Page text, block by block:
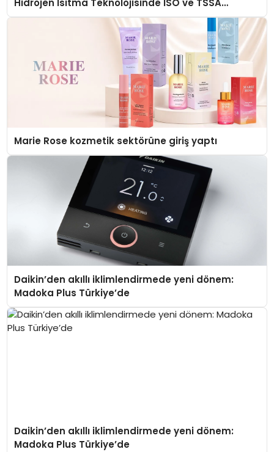
Düzenleyici Onaylarını Aldı
Marie Rose kozmetik sektörüne giriş yaptı
Daikin’den akıllı iklimlendirmede yeni dönem:
Madoka Plus Türkiye’de
Daikin’den akıllı iklimlendirmede yeni dönem:
Madoka Plus Türkiye’de